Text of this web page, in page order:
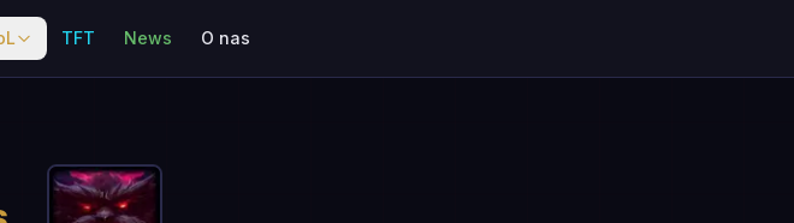
TFT News O nas